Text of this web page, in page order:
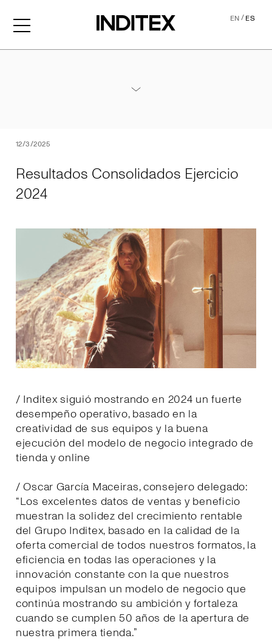
EN/ES
12/3/2025
Resultados Consolidados Ejercicio
2024
/ Inditex siguió mostrando en 2024 un fuerte
desempeño operativo, basado en la
creatividad de sus equipos y la buena
ejecución del modelo de negocio integrado de
tienda y online
/ Oscar García Maceiras, consejero delegado:
“Los excelentes datos de ventas y beneficio
muestran la solidez del crecimiento rentable
del Grupo Inditex, basado en la calidad de la
oferta comercial de todos nuestros formatos, la
eficiencia en todas las operaciones y la
innovación constante con la que nuestros
equipos impulsan un modelo de negocio que
continúa mostrando su ambición y fortaleza
cuando se cumplen 50 años de la apertura de
nuestra primera tienda.”